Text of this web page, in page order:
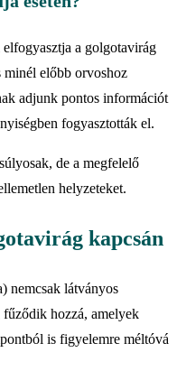
a golgotavirág
minél előbb orvoshoz
adjunk pontos információt
fogyasztották el.
de a megfelelő
helyzeteket.
kapcsán
nemcsak látványos
fűződik hozzá, amelyek
is figyelemre méltóvá